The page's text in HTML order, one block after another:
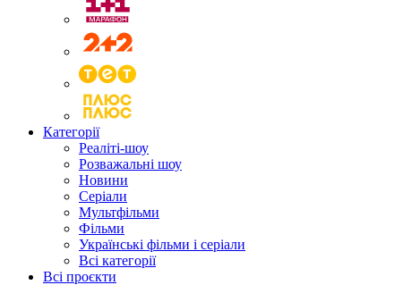
Категорії
Реаліті-шоу
Розважальні шоу
Новини
Серіали
Мультфільми
Фільми
Українські фільми і серіали
Всі категорії
Всі проєкти